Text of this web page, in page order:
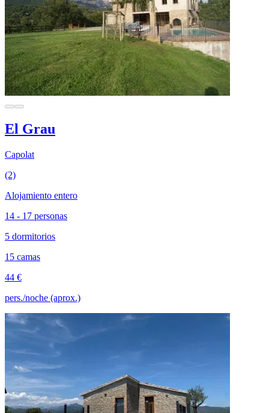
El Grau
Capolat
(2)
Alojamiento entero
14 - 17 personas
5 dormitorios
15 camas
44 €
pers./noche (aprox.)